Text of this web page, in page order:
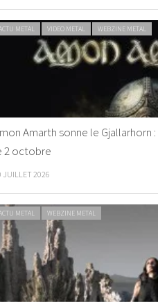
METAL VIDEO METAL WEBZINE METAL
Amarth sonne le Gjallarhorn
2 octobre
JUILLET 2026
METAL WEBZINE METAL